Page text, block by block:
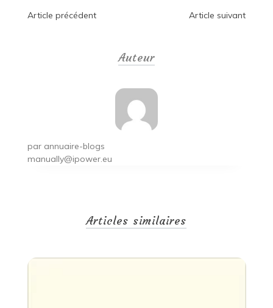
Navigation
Article précédent Article suivant
Auteur
par annuaire-blogs
manually@ipower.eu
Articles similaires